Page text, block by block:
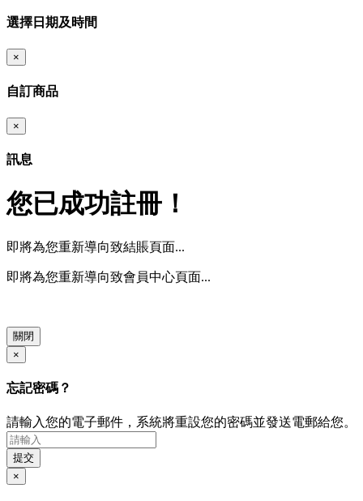
選擇日期及時間
×
自訂商品
×
訊息
您已成功註冊！
即將為您重新導向致結賬頁面...
即將為您重新導向致會員中心頁面...
關閉
×
忘記密碼？
請輸入您的電子郵件，系統將重設您的密碼並發送電郵給您。
提交
×